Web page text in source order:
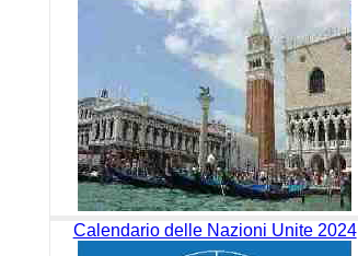
Calendario delle Nazioni Unite 2024